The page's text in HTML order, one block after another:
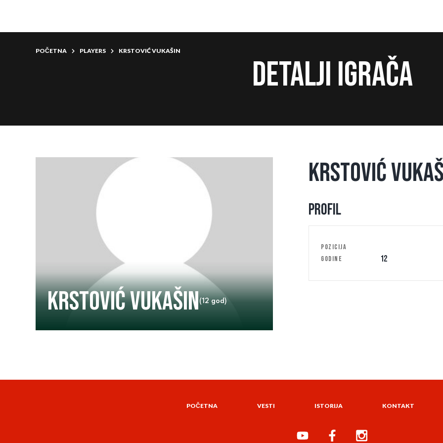
POČETNA PLAYERS KRSTOVIĆ VUKAŠIN
Detalji igrača
Krstović Vukašin(12 god)
Krstović
Profil
POZICIJA
GODINE
12
POČETNA VESTI ISTORIJA KONTAKT